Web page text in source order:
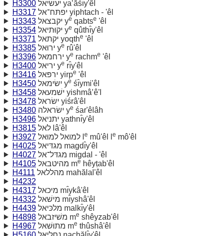
H3300
יעשׂיאל ya‛ăśı̂y'êl
H3317
יפתּח־אל yiphtach - 'êl
H3343
יקבצאל ye qabtse 'êl
H3354
יקוּתיאל ye qûthı̂y'êl
H3371
יקתאל yoqthe 'êl
H3385
ירוּאל ye rû'êl
H3396
ירחמאל ye rachme 'êl
H3400
יריאל ye rı̂y'êl
H3416
ירפּאל yirpe 'êl
H3450
ישׂימאל ye śı̂ymi'êl
H3458
ישׁמעאל yishmâ‛ê'l
H3478
ישׂראל yiśrâ'êl
H3480
ישׂראלה ye śar'êlâh
H3496
יתניאל yathnı̂y'êl
H3815
לאל lâ'êl
H3927
למואל למוּאל l e mû'êl l e mô'êl
H4025
מגדּיאל magdı̂y'êl
H4027
מגדּל־אל migdal - 'êl
H4105
מהיטבאל me hêyṭab'êl
H4111
מהללאל mahălal'êl
H4232
H4317
מיכאל mı̂ykâ'êl
H4332
מישׁאל mı̂yshâ'êl
H4439
מלכּיאל malkı̂y'êl
H4898
משׁיזבאל me shêyzab'êl
H4967
מתוּשׁאל me thûshâ'êl